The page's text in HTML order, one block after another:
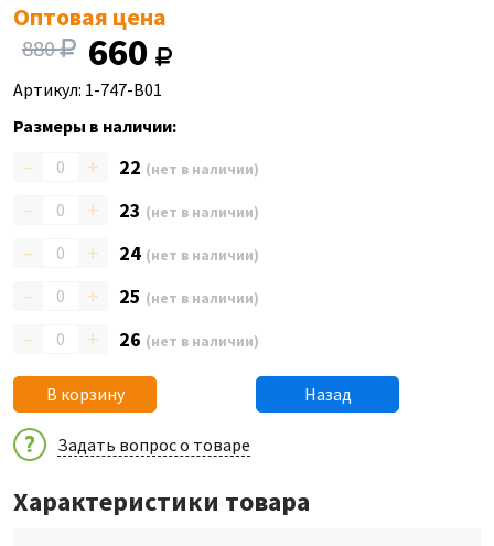
Оптовая цена
880 660
Артикул: 1-747-B01
Размеры в наличии:
– + 22 (нет в наличии)
– + 23 (нет в наличии)
– + 24 (нет в наличии)
– + 25 (нет в наличии)
– + 26 (нет в наличии)
В корзину Назад
Задать вопрос о товаре
Характеристики товара